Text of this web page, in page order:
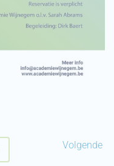
Volgende